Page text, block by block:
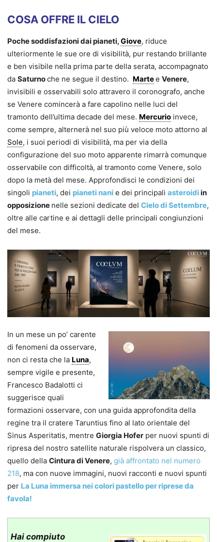
COSA OFFRE IL CIELO
Poche soddisfazioni dai pianeti,Giove, riduce
ulteriormente le sue ore di visibilità, pur restando brillante
e ben visibile nella prima parte della serata, accompagnato
da Saturnoche ne segue il destino. Martee Venere,
invisibili e osservabili solo attravero il coronografo, anche
se Venere comincerà a fare capolino nelle luci del
tramonto dell’ultima decade del mese. Mercurio invece,
come sempre, alternerà nel suo più veloce moto attorno al
Sole, i suoi periodi di visibilità, ma per via della
configurazione del suo moto apparente rimarrà comunque
osservabile con difficoltà, al tramonto come Venere, solo
dopo la metà del mese. Approfondisci le condizioni dei
singoli pianeti, dei pianeti nani e dei principali asteroidiin
opposizione nelle sezioni dedicate del Cielo di Settembre,
oltre alle cartine e ai dettagli delle principali congiunzioni
del mese.
In un mese un po’ carente
di fenomeni da osservare,
non ci resta che la Luna,
sempre vigile e presente,
Francesco Badalotti ci
suggerisce quali
formazioni osservare, con una guida approfondita della
regine tra il cratere Taruntius fino al lato orientale del
Sinus Asperitatis, mentre Giorgia Hofer per nuovi spunti di
ripresa del nostro satellite naturale rispolvera un classico,
quello della Cintura di Venere, già affrontato nel numero
218, ma con nuove immagini, nuovi racconti e nuovi spunti
per La Luna immersa nei colori pastello per riprese da
favola!
Hai compiuto